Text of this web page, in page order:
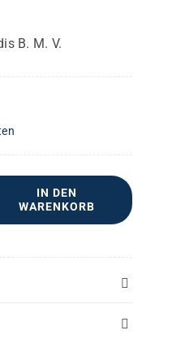
B. M. V.
IN DEN
WARENKORB